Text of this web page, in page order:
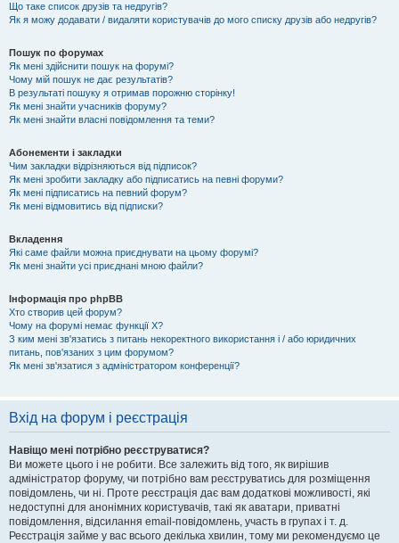
Що таке список друзів та недругів?
Як я можу додавати / видаляти користувачів до мого списку друзів або недругів?
Пошук по форумах
Як мені здійснити пошук на форумі?
Чому мій пошук не дає результатів?
В результаті пошуку я отримав порожню сторінку!
Як мені знайти учасників форуму?
Як мені знайти власні повідомлення та теми?
Абонементи і закладки
Чим закладки відрізняються від підписок?
Як мені зробити закладку або підписатись на певні форуми?
Як мені підписатись на певний форум?
Як мені відмовитись від підписки?
Вкладення
Які саме файли можна приєднувати на цьому форумі?
Як мені знайти усі приєднані мною файли?
Інформація про phpBB
Хто створив цей форум?
Чому на форумі немає функції X?
З ким мені зв'язатись з питань некоректного використання і / або юридичних
питань, пов'язаних з цим форумом?
Як мені зв'язатися з адміністратором конференції?
Вхід на форум і реєстрація
Навіщо мені потрібно реєструватися?
Ви можете цього і не робити. Все залежить від того, як вирішив
адміністратор форуму, чи потрібно вам реєструватись для розміщення
повідомлень, чи ні. Проте реєстрація дає вам додаткові можливості, які
недоступні для анонімних користувачів, такі як аватари, приватні
повідомлення, відсилання email-повідомлень, участь в групах і т. д.
Реєстрація займе у вас всього декілька хвилин, тому ми рекомендуємо це